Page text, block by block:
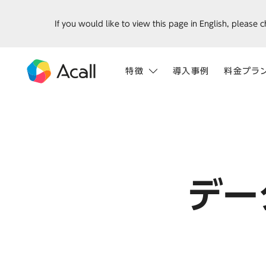
特徴 導入事例 料金プラ
If you would like to view this page in English, please
ホーム データ分析・提案サービス
デ